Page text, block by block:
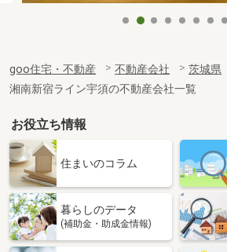
goo住宅・不動産 不動産会社 茨城県
湘南新宿ライン宇須の不動産会社一覧
お役立ち情報
住まいのコラム
暮らしのデータ
(補助金・助成金情報)